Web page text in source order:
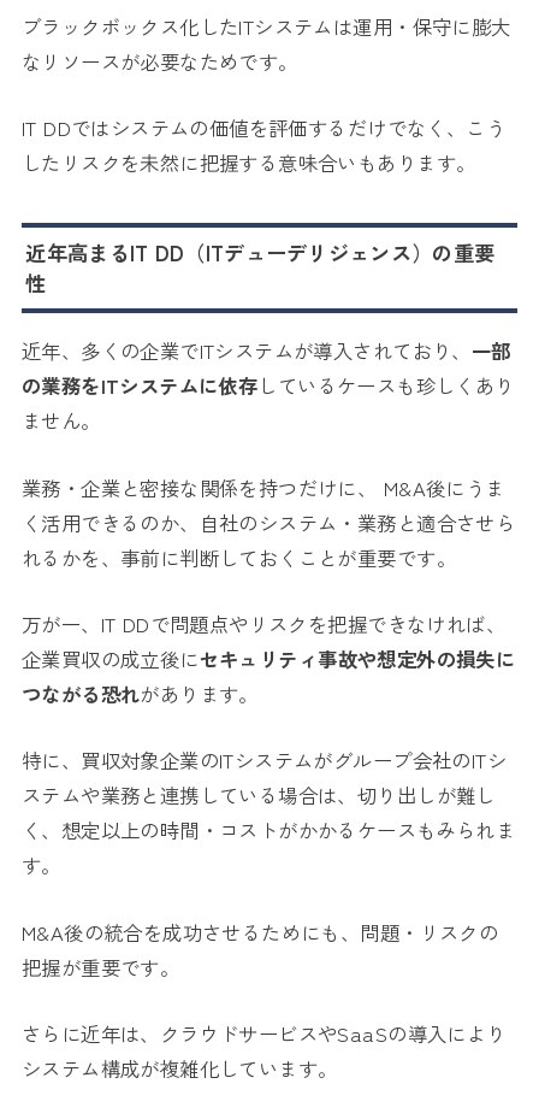
ブラックボックス化したITシステムは運用・保守に膨大
なリソースが必要なためです。
IT DDではシステムの価値を評価するだけでなく、こう
したリスクを未然に把握する意味合いもあります。
近年高まるIT DD（ITデューデリジェンス）の重要
性
近年、多くの企業でITシステムが導入されており、 一部
の業務をITシステムに依存 しているケースも珍しくあり
ません。
業務・企業と密接な関係を持つだけに、 M&A後にうま
く活用できるのか、自社のシステム・業務と適合させら
れるかを、事前に判断しておくことが重要です。
万が一、IT DDで問題点やリスクを把握できなければ、
企業買収の成立後にセキュリティ事故や想定外の損失に
つながる恐れがあります。
特に、買収対象企業のITシステムがグループ会社のITシ
ステムや業務と連携している場合は、切り出しが難し
く、想定以上の時間・コストがかかるケースもみられま
す。
M&A後の統合を成功させるためにも、問題・リスクの
把握が重要です。
さらに近年は、クラウドサービスやSaaSの導入により
システム構成が複雑化しています。